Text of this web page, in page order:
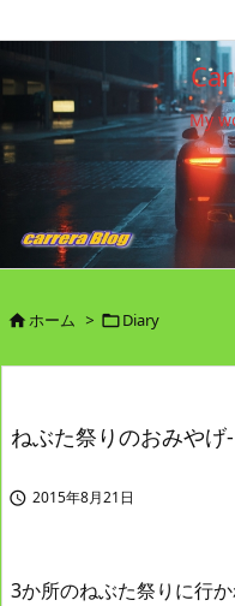
My
ホーム > Diary
ねぶた祭りのおみやげ
 2015年8月21日
3か所のねぶた祭りに行